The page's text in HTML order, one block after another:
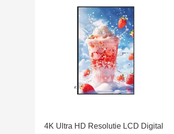
4K Ultra HD Resolutie LCD Digital